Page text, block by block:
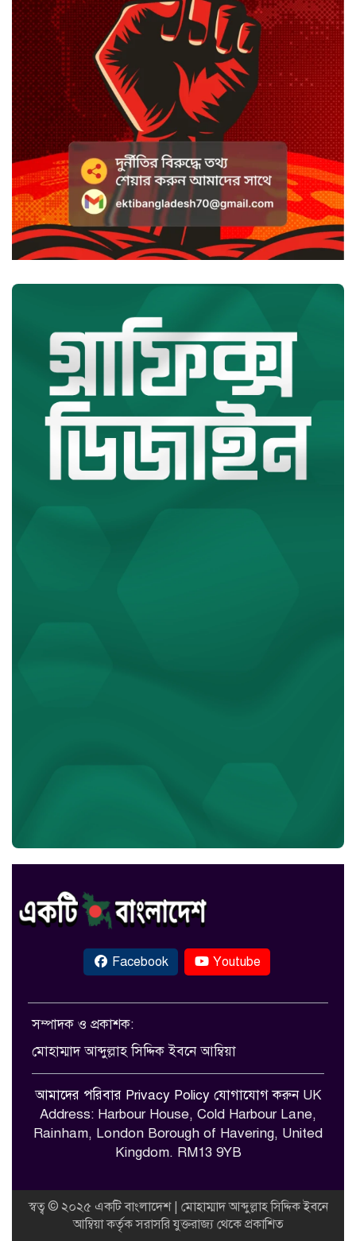
সাদা না বাদামি চিনি, কোনটি ভালো?
হাসানের ৪ উইকেটের দিনে ধুঁকছে
বাংলাদেশ
Facebook Youtube
সম্পাদক ও প্রকাশক:
মোহাম্মাদ আব্দুল্লাহ সিদ্দিক ইবনে আম্বিয়া
আমাদের পরিবার Privacy Policy যোগাযোগ করুনUK
Address: Harbour House, Cold Harbour Lane,
Rainham, London Borough of Havering, United
Kingdom. RM13 9YB
স্বত্ব © ২০২৫ একটি বাংলাদেশ | মোহাম্মাদ আব্দুল্লাহ সিদ্দিক ইবনে
আম্বিয়া কর্তৃক সরাসরি যুক্তরাজ্য থেকে প্রকাশিত